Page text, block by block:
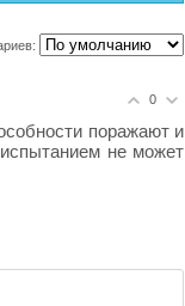
0
поражают и
не может